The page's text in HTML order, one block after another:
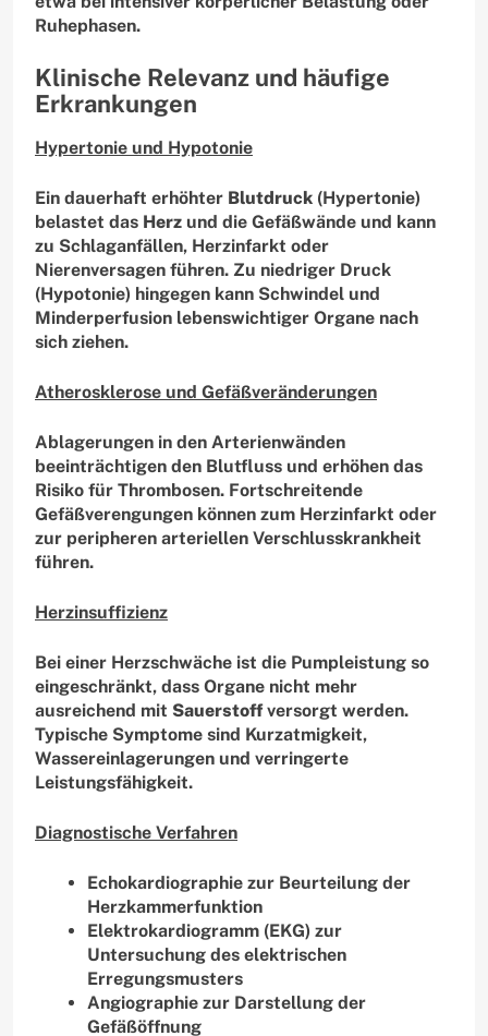
Ruhephasen.
Klinische Relevanz und häufige
Erkrankungen
Hypertonie und Hypotonie
Ein dauerhaft erhöhter Blutdruck (Hypertonie)
belastet das Herz und die Gefäßwände und kann
zu Schlaganfällen, Herzinfarkt oder
Nierenversagen führen. Zu niedriger Druck
(Hypotonie) hingegen kann Schwindel und
Minderperfusion lebenswichtiger Organe nach
sich ziehen.
Atherosklerose und Gefäßveränderungen
Ablagerungen in den Arterienwänden
beeinträchtigen den Blutfluss und erhöhen das
Risiko für Thrombosen. Fortschreitende
Gefäßverengungen können zum Herzinfarkt oder
zur peripheren arteriellen Verschlusskrankheit
führen.
Herzinsuffizienz
Bei einer Herzschwäche ist die Pumpleistung so
eingeschränkt, dass Organe nicht mehr
ausreichend mit Sauerstoffversorgt werden.
Typische Symptome sind Kurzatmigkeit,
Wassereinlagerungen und verringerte
Leistungsfähigkeit.
Diagnostische Verfahren
Echokardiographie zur Beurteilung der
Herzkammerfunktion
Elektrokardiogramm (EKG) zur
Untersuchung des elektrischen
Erregungsmusters
Angiographie zur Darstellung der
Gefäßöffnung